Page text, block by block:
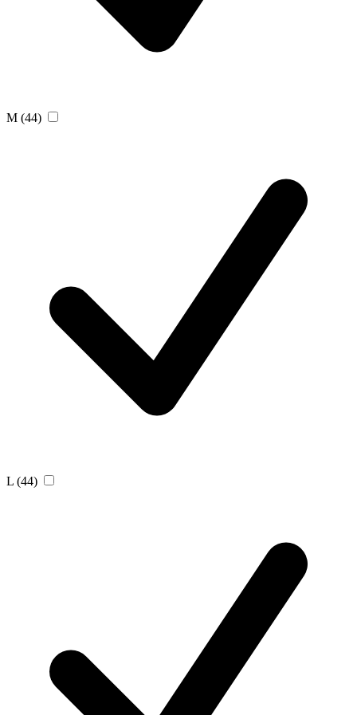
M (44)
L (44)